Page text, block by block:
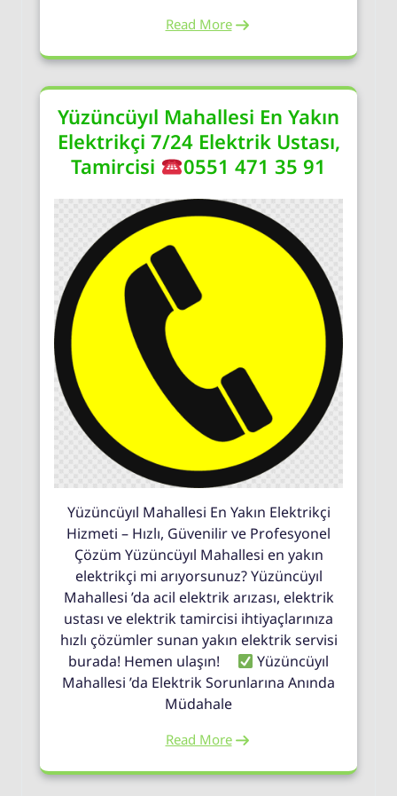
Read More
Yüzüncüyıl Mahallesi En Yakın
Elektrikçi 7/24 Elektrik Ustası,
Tamircisi
0551 471 35 91
Yüzüncüyıl Mahallesi En Yakın Elektrikçi
Hizmeti – Hızlı, Güvenilir ve Profesyonel
Çözüm Yüzüncüyıl Mahallesi en yakın
elektrikçi mi arıyorsunuz? Yüzüncüyıl
Mahallesi ’da acil elektrik arızası, elektrik
ustası ve elektrik tamircisi ihtiyaçlarınıza
hızlı çözümler sunan yakın elektrik servisi
burada! Hemen ulaşın!
Yüzüncüyıl
Mahallesi ’da Elektrik Sorunlarına Anında
Müdahale
Read More